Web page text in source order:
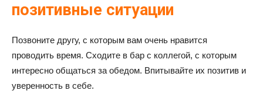
позитивные ситуации
Позвоните другу, с которым вам очень нравится
проводить время. Сходите в бар с коллегой, с которым
интересно общаться за обедом. Впитывайте их позитив и
уверенность в себе.